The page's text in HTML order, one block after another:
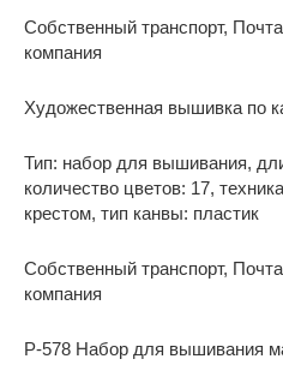
Собственный транспорт,
компания
Художественная вышивка по
Тип: набор для вышивания,
количество цветов: 17,
крестом, тип канвы: пластик
Собственный транспорт,
компания
P-578 Набор для вышивания